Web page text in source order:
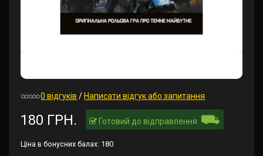
0 відгуків / Написати відгук або запитання
180 ГРН. Готовий до відправлення ⛟
Ціна в бонусних балах: 180